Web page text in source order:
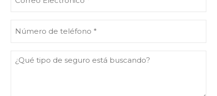
Electrónico
de
(Obligatorio)
¿Qué
tipo